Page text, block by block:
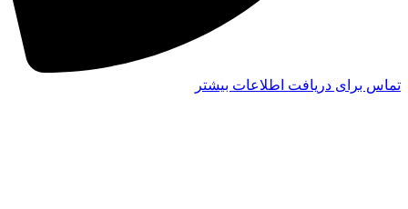
تماس برای دریافت اطلاعات بیشتر